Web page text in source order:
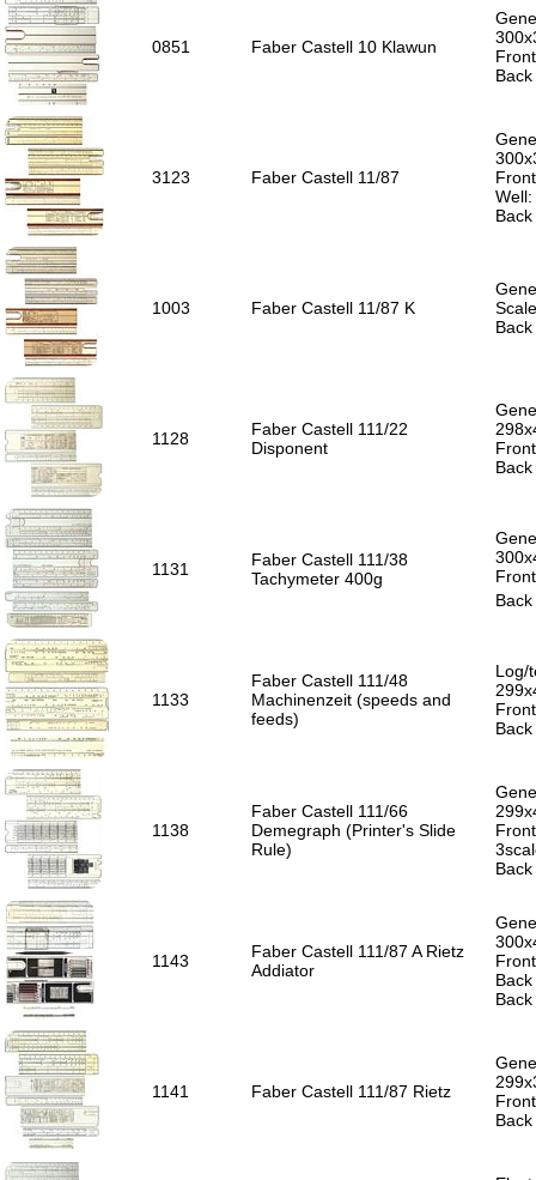
0851 Faber Castell 10 Klawun
3123 Faber Castell 11/87
1003 Faber Castell 11/87 K
1128
Faber Castell 111/22
Disponent
1131
Faber Castell 111/38
Tachymeter 400g
1133
Faber Castell 111/48
Machinenzeit (speeds and
feeds)
Log/
1138
Faber Castell 111/66
Demegraph (Printer's Slide
Rule)
1143
Faber Castell 111/87 A Rietz
Addiator
1141 Faber Castell 111/87 Rietz